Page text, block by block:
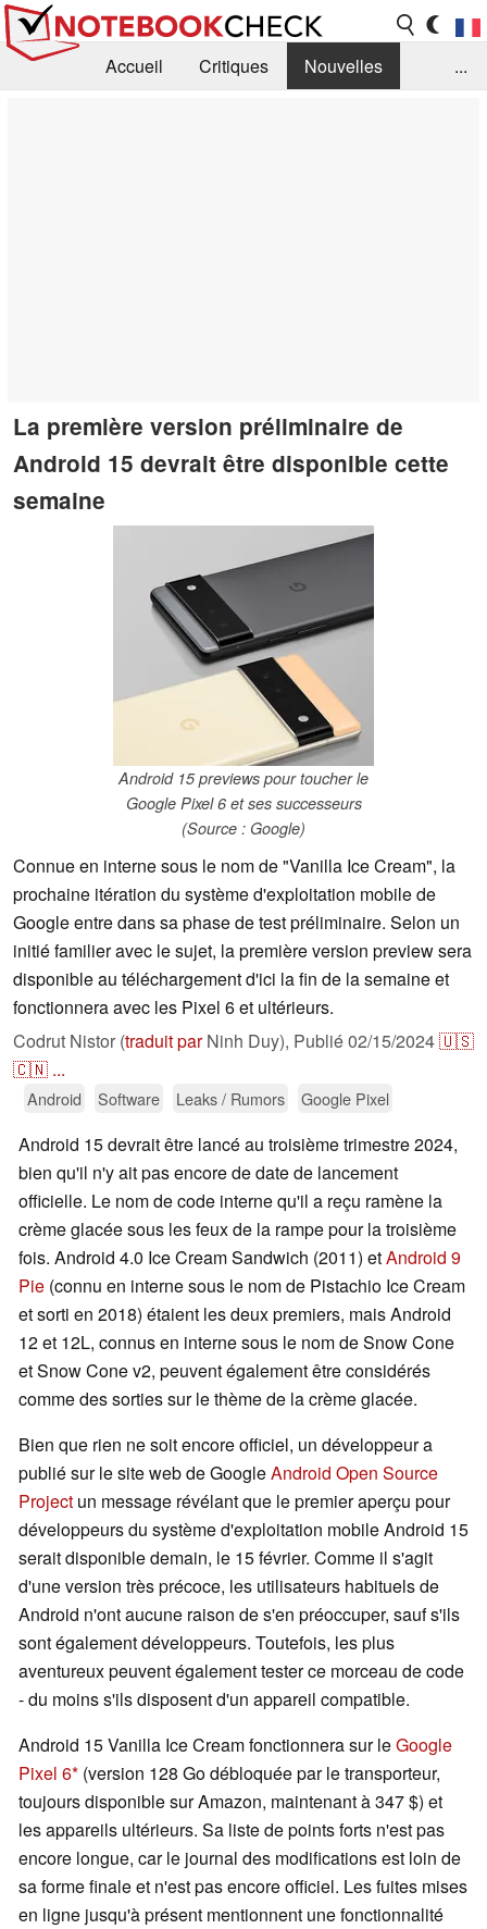
Accueil Critiques
Nouvelles
...
La première version préliminaire de
Android 15 devrait être disponible cette
semaine
Android 15 previews pour toucher le
Google Pixel 6 et ses successeurs
(Source : Google)
Connue en interne sous le nom de "Vanilla Ice Cream", la
prochaine itération du système d'exploitation mobile de
Google entre dans sa phase de test préliminaire. Selon un
initié familier avec le sujet, la première version preview sera
disponible au téléchargement d'ici la fin de la semaine et
fonctionnera avec les Pixel 6 et ultérieurs.
Codrut Nistor (traduit parNinh Duy), Publié02/15/2024🇺🇸
🇨🇳 ...
Android Software Leaks / Rumors Google Pixel
Android 15 devrait être lancé au troisième trimestre 2024,
bien qu'il n'y ait pas encore de date de lancement
officielle. Le nom de code interne qu'il a reçu ramène la
crème glacée sous les feux de la rampe pour la troisième
fois. Android 4.0 Ice Cream Sandwich (2011) etAndroid 9
Pie (connu en interne sous le nom de Pistachio Ice Cream
et sorti en 2018) étaient les deux premiers, mais Android
12 et 12L, connus en interne sous le nom de Snow Cone
et Snow Cone v2, peuvent également être considérés
comme des sorties sur le thème de la crème glacée.
Bien que rien ne soit encore officiel, un développeur a
publié sur le site web de GoogleAndroid Open Source
Project un message révélant que le premier aperçu pour
développeurs du système d'exploitation mobile Android 15
serait disponible demain, le 15 février. Comme il s'agit
d'une version très précoce, les utilisateurs habituels de
Android n'ont aucune raison de s'en préoccuper, sauf s'ils
sont également développeurs. Toutefois, les plus
aventureux peuvent également tester ce morceau de code
- du moins s'ils disposent d'un appareil compatible.
Android 15 Vanilla Ice Cream fonctionnera sur leGoogle
Pixel 6 (version 128 Go débloquée par le transporteur,
toujours disponible sur Amazon, maintenant à 347 $) et
les appareils ultérieurs. Sa liste de points forts n'est pas
encore longue, car le journal des modifications est loin de
sa forme finale et n'est pas encore officiel. Les fuites mises
en ligne jusqu'à présent mentionnent une fonctionnalité